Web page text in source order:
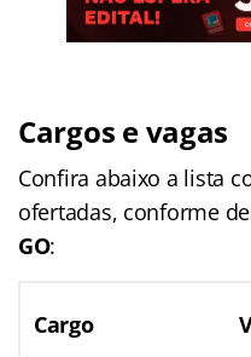
Cargos e vagas
Confira abaixo a lista
ofertadas, conforme
GO:
Cargo